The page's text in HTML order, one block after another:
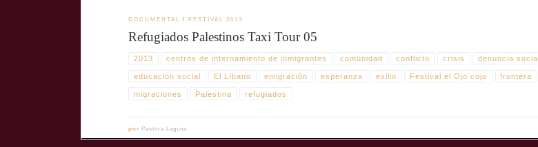
DOCUMENTAL FESTIVAL 2013
Refugiados Palestinos Taxi Tour 05
2013 centros de internamiento de inmigrantes comunidad conflicto crisis denuncia social
educación social El Líbano emigración esperanza exilio Festival el Ojo cojo frontera
migraciones Palestina refugiados
por Pastora Laguna